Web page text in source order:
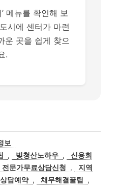
메뉴를 확인해 보
시에 센터가 마련
운 곳을 쉽게 찾으
.
보
, 빚청산노하우 ,
신용회
전문가무료상담신청 ,
지역
담예약 , 채무해결꿀팁
,